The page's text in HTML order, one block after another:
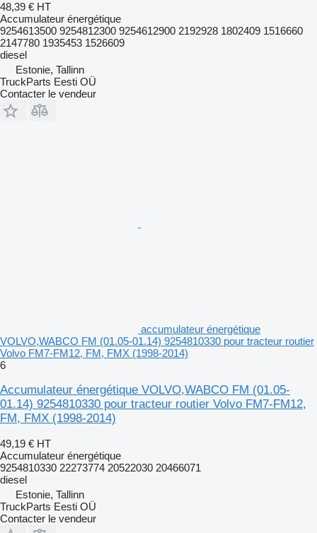
48,39 € HT
Accumulateur énergétique
9254613500 9254812300 9254612900 2192928 1802409 1516660
2147780 1935453 1526609
diesel
Estonie, Tallinn
TruckParts Eesti OÜ
Contacter le vendeur
accumulateur énergétique
VOLVO,WABCO FM (01.05-01.14) 9254810330 pour tracteur routier
Volvo FM7-FM12, FM, FMX (1998-2014)
6
Accumulateur énergétique VOLVO,WABCO FM (01.05-
01.14) 9254810330 pour tracteur routier Volvo FM7-FM12,
FM, FMX (1998-2014)
49,19 € HT
Accumulateur énergétique
9254810330 22273774 20522030 20466071
diesel
Estonie, Tallinn
TruckParts Eesti OÜ
Contacter le vendeur